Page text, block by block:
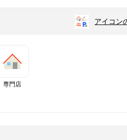
アイコン
専門店